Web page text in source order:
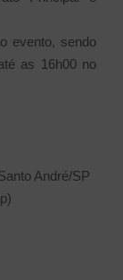
evento, sendo
as 16h00 no
André/SP